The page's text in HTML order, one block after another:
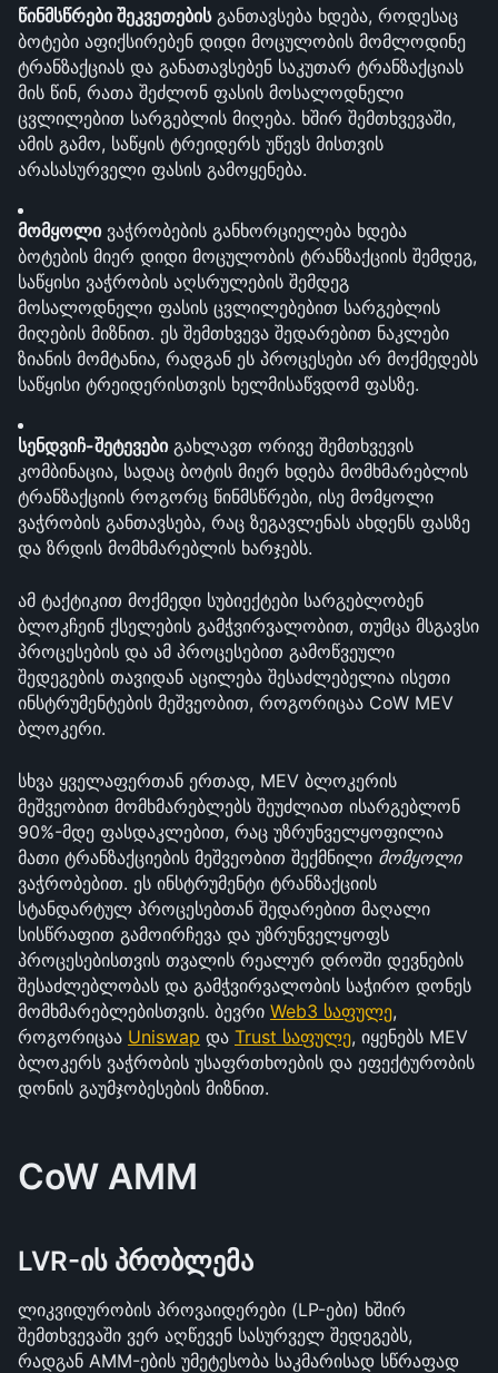
წინმსწრები შეკვეთების განთავსება ხდება, როდესაც
ბოტები აფიქსირებენ დიდი მოცულობის მომლოდინე
ტრანზაქციას და განათავსებენ საკუთარ ტრანზაქციას
მის წინ, რათა შეძლონ ფასის მოსალოდნელი
ცვლილებით სარგებლის მიღება. ხშირ შემთხვევაში,
ამის გამო, საწყის ტრეიდერს უწევს მისთვის
არასასურველი ფასის გამოყენება.
მომყოლი ვაჭრობების განხორციელება ხდება
ბოტების მიერ დიდი მოცულობის ტრანზაქციის შემდეგ,
საწყისი ვაჭრობის აღსრულების შემდეგ
მოსალოდნელი ფასის ცვლილებებით სარგებლის
მიღების მიზნით. ეს შემთხვევა შედარებით ნაკლები
ზიანის მომტანია, რადგან ეს პროცესები არ მოქმედებს
საწყისი ტრეიდერისთვის ხელმისაწვდომ ფასზე.
სენდვიჩ-შეტევები გახლავთ ორივე შემთხვევის
კომბინაცია, სადაც ბოტის მიერ ხდება მომხმარებლის
ტრანზაქციის როგორც წინმსწრები, ისე მომყოლი
ვაჭრობის განთავსება, რაც ზეგავლენას ახდენს ფასზე
და ზრდის მომხმარებლის ხარჯებს.
ამ ტაქტიკით მოქმედი სუბიექტები სარგებლობენ
ბლოკჩეინ ქსელების გამჭვირვალობით, თუმცა მსგავსი
პროცესების და ამ პროცესებით გამოწვეული
შედეგების თავიდან აცილება შესაძლებელია ისეთი
ინსტრუმენტების მეშვეობით, როგორიცაა CoW MEV
ბლოკერი.
სხვა ყველაფერთან ერთად, MEV ბლოკერის
მეშვეობით მომხმარებლებს შეუძლიათ ისარგებლონ
90%-მდე ფასდაკლებით, რაც უზრუნველყოფილია
მათი ტრანზაქციების მეშვეობით შექმნილი მომყოლი
ვაჭრობებით. ეს ინსტრუმენტი ტრანზაქციის
სტანდარტულ პროცესებთან შედარებით მაღალი
სისწრაფით გამოირჩევა და უზრუნველყოფს
პროცესებისთვის თვალის რეალურ დროში დევნების
შესაძლებლობას და გამჭვირვალობის საჭირო დონეს
მომხმარებლებისთვის. ბევრი Web3 საფულე,
როგორიცაა Uniswap და Trust საფულე, იყენებს MEV
ბლოკერს ვაჭრობის უსაფრთხოების და ეფექტურობის
დონის გაუმჯობესების მიზნით.
CoW AMM
LVR-ის პრობლემა
ლიკვიდურობის პროვაიდერები (LP-ები) ხშირ
შემთხვევაში ვერ აღწევენ სასურველ შედეგებს,
რადგან AMM-ების უმეტესობა საკმარისად სწრაფად